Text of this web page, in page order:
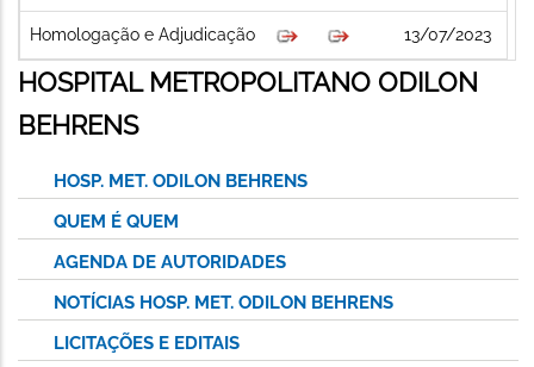
Homologação e Adjudicação 13/07/2023
HOSPITAL METROPOLITANO ODILON
BEHRENS
HOSP. MET. ODILON BEHRENS
QUEM É QUEM
AGENDA DE AUTORIDADES
NOTÍCIAS HOSP. MET. ODILON BEHRENS
LICITAÇÕES E EDITAIS